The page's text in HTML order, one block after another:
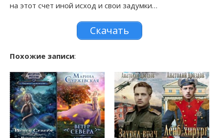
на этот счет иной исход и свои задумки…
Скачать
Похожие записи: